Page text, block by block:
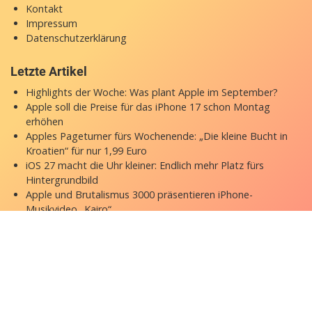
Kontakt
Impressum
Datenschutzerklärung
Letzte Artikel
Highlights der Woche: Was plant Apple im September?
Apple soll die Preise für das iPhone 17 schon Montag
erhöhen
Apples Pageturner fürs Wochenende: „Die kleine Bucht in
Kroatien“ für nur 1,99 Euro
iOS 27 macht die Uhr kleiner: Endlich mehr Platz fürs
Hintergrundbild
Apple und Brutalismus 3000 präsentieren iPhone-
Musikvideo „Kairo“